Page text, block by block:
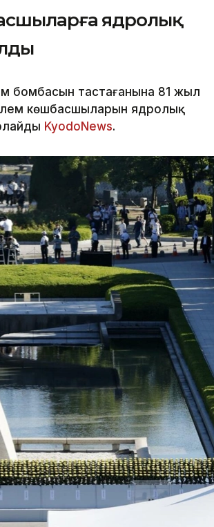
ядролық
бомбасын тастағанына 81 жыл
әлем көшбасшыларын ядролық
KyodoNews.